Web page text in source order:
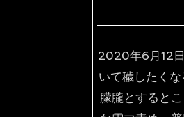
2020年6月12
いて穢したく
朦朧とすると